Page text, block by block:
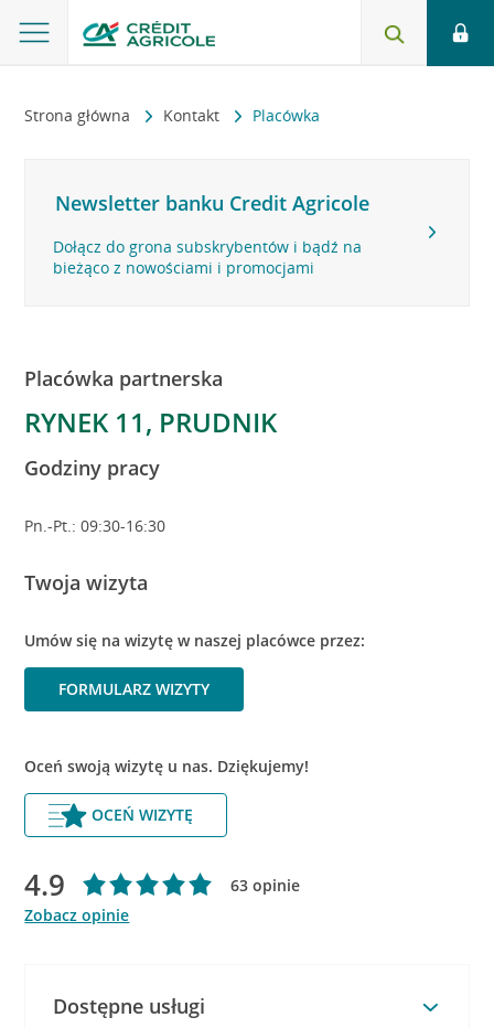
Strona główna Kontakt Placówka
Newsletter banku Credit Agricole
Dołącz do grona subskrybentów i bądź na
bieżąco z nowościami i promocjami
Placówka partnerska
RYNEK 11, PRUDNIK
Godziny pracy
Pn.-Pt.: 09:30-16:30
Twoja wizyta
Umów się na wizytę w naszej placówce przez:
FORMULARZ WIZYTY
Oceń swoją wizytę u nas. Dziękujemy!
OCEŃ WIZYTĘ
4.9
63 opinie
Zobacz opinie
Dostępne usługi